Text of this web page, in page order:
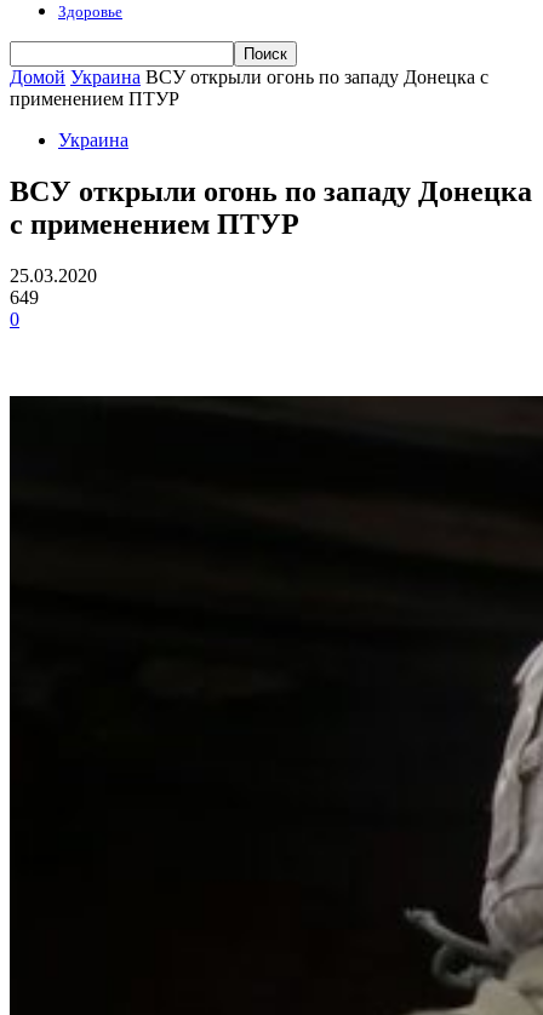
Здоровье
Домой Украина ВСУ открыли огонь по западу Донецка с
применением ПТУР
Украина
ВСУ открыли огонь по западу Донецка
с применением ПТУР
25.03.2020
649
0